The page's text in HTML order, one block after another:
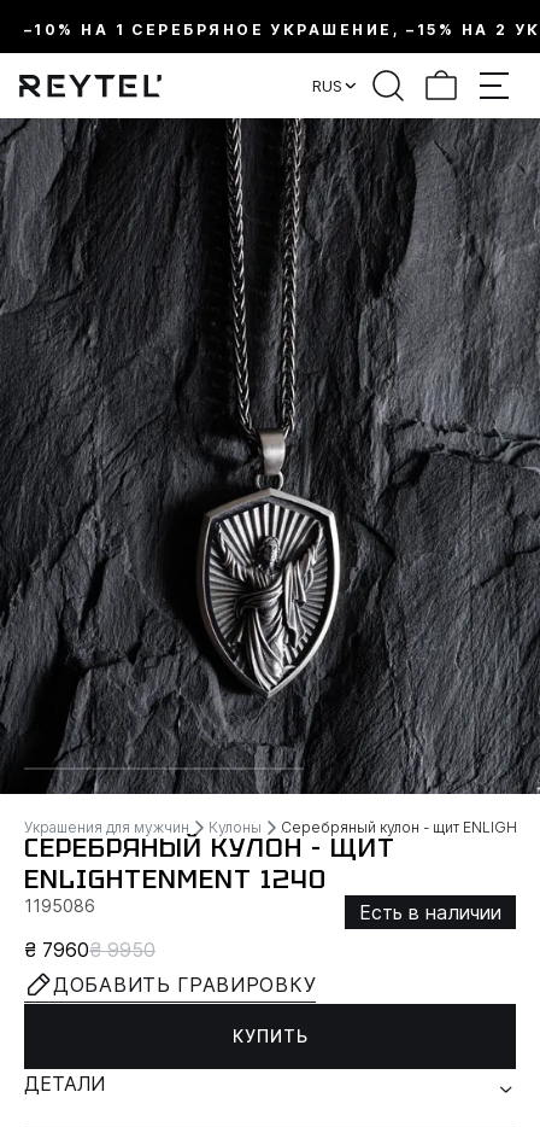
–10% НА 1 СЕРЕБРЯНОЕ УКРАШЕНИЕ, –15% НА 2
RUS
Украшения для мужчин Кулоны Серебряный кулон - щит
СЕРЕБРЯНЫЙ КУЛОН - ЩИТ
ENLIGHTENMENT 1240
1195086
Есть в наличии
₴ 7960₴ 9950
ДОБАВИТЬ ГРАВИРОВКУ
КУПИТЬ
ДЕТАЛИ